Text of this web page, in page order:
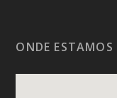
ONDE ESTAMOS